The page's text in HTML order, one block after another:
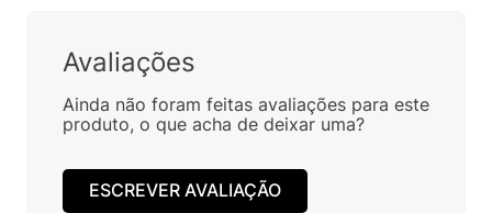
Avaliações
Ainda não foram feitas avaliações para este
produto, o que acha de deixar uma?
ESCREVER AVALIAÇÃO